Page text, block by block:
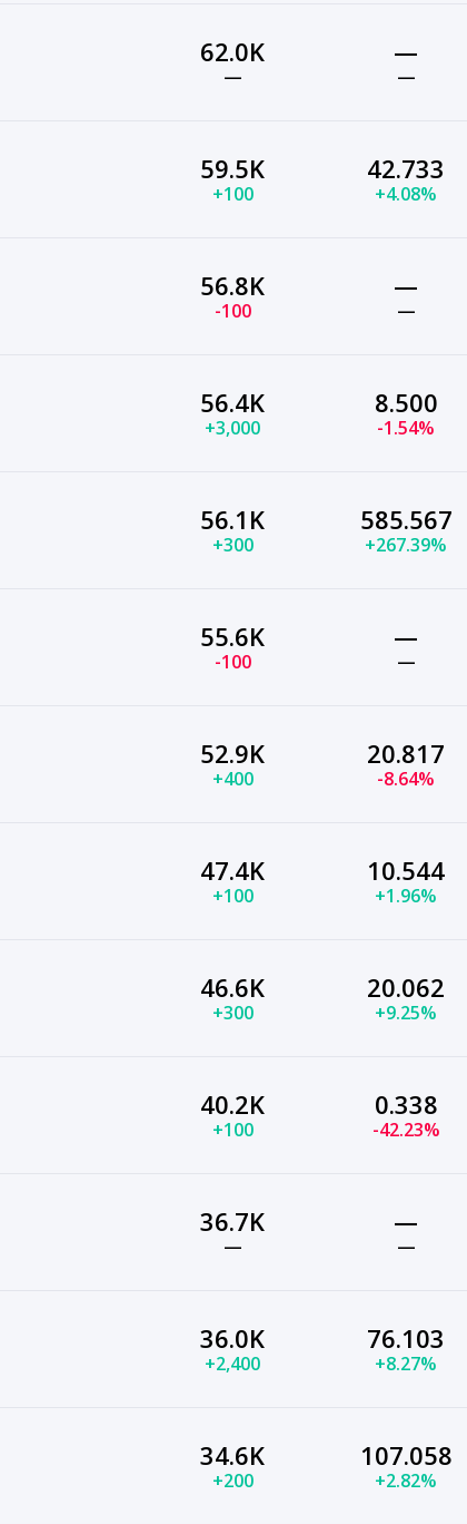
62.0K
—
—
—
59.5K
+100
42.733
+4.08%
56.8K
-100
—
—
56.4K
+3,000
8.500
-1.54%
56.1K
+300
585.567
+267.39%
55.6K
-100
—
—
52.9K
+400
20.817
-8.64%
47.4K
+100
10.544
+1.96%
46.6K
+300
20.062
+9.25%
40.2K
+100
0.338
-42.23%
36.7K
—
—
—
36.0K
+2,400
76.103
+8.27%
34.6K
+200
107.058
+2.82%